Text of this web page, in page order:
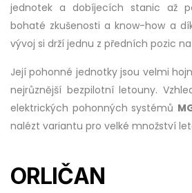
jednotek a dobíjecích stanic až
bohaté zkušenosti a know-how a
vývoj si drží jednu z předních pozic
Její pohonné jednotky jsou velmi
nejrůznější bezpilotní letouny.
elektrických pohonných systémů
nalézt variantu pro velké množství
ORLIČAN